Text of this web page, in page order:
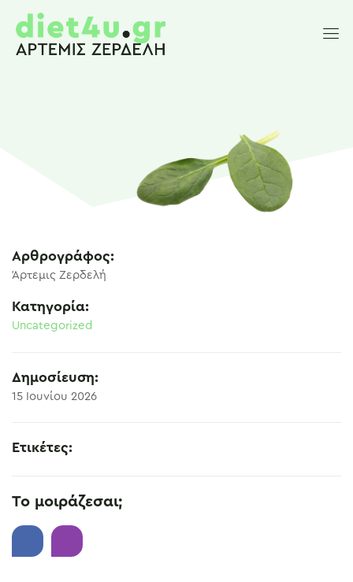
Αρθρογράφος:
Άρτεμις Ζερδελή
Κατηγορία:
Uncategorized
Δημοσίευση:
15 Ιουνίου 2026
Ετικέτες:
Το μοιράζεσαι;